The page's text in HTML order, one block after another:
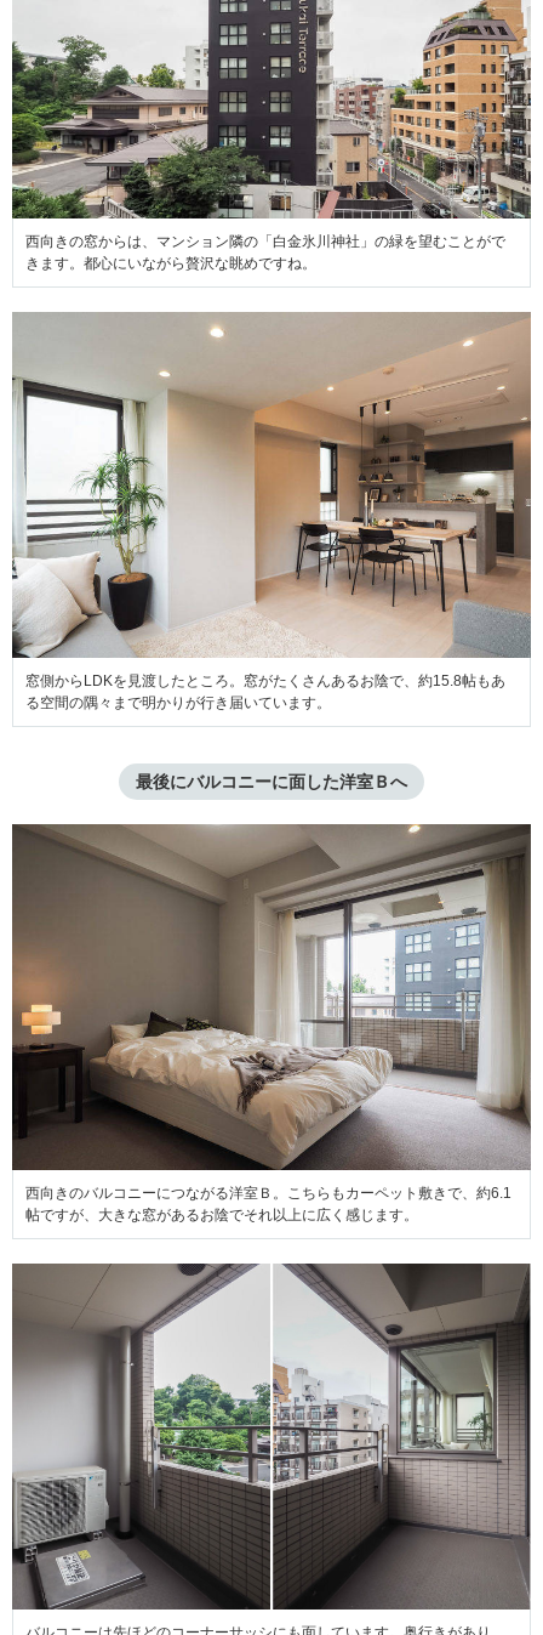
西向きの窓からは、マンション隣の「白金氷川神社」の緑を望むことがで
きます。都心にいながら贅沢な眺めですね。
窓側からLDKを見渡したところ。窓がたくさんあるお陰で、約15.8帖もあ
る空間の隅々まで明かりが行き届いています。
最後にバルコニーに面した洋室Ｂへ
西向きのバルコニーにつながる洋室Ｂ。こちらもカーペット敷きで、約6.1
帖ですが、大きな窓があるお陰でそれ以上に広く感じます。